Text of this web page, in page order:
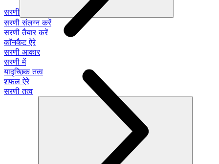
सरणी
सरणी संलग्न करें
सरणी तैयार करें
कॉनकैट ऐरे
सरणी आकार
सरणी में
यादृच्छिक तत्व
शफल ऐरे
सरणी तत्व